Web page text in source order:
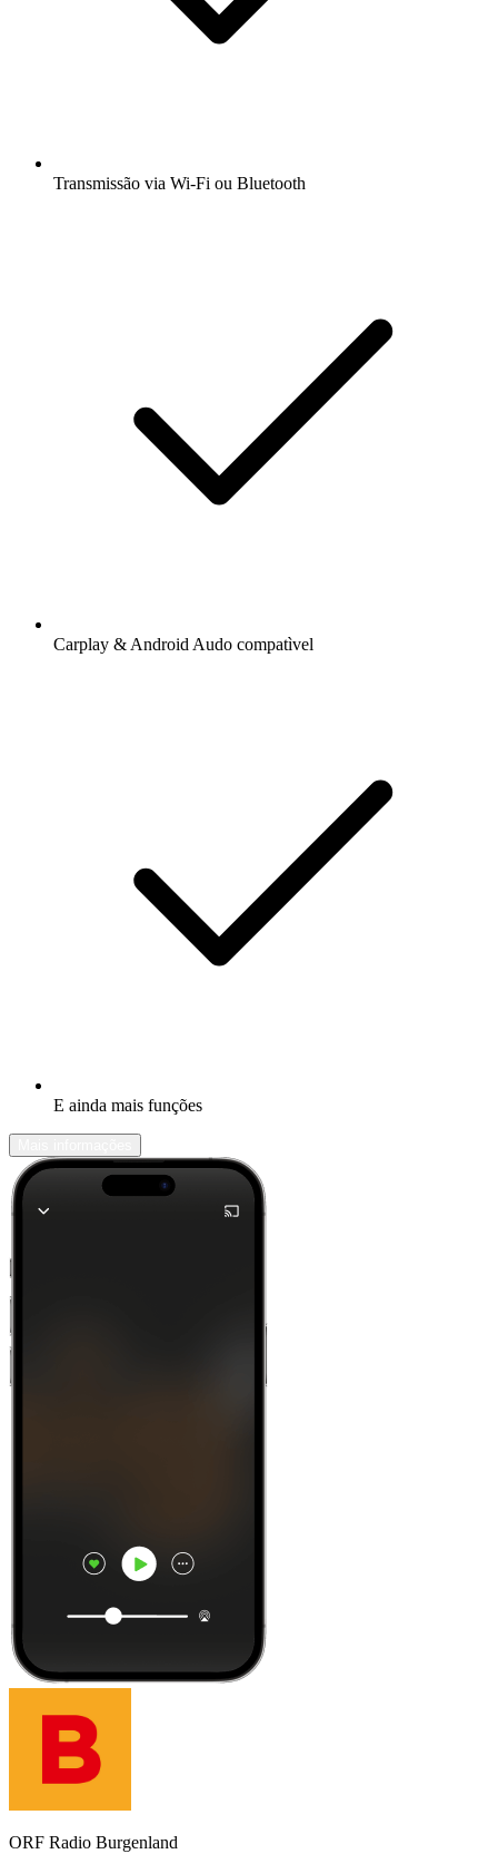
Transmissão via Wi-Fi ou Bluetooth
Carplay & Android Audo compatìvel
E ainda mais funções
ORF Radio Burgenland